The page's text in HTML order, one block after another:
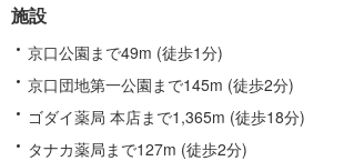
施設
京口公園まで49m (徒歩1分)
京口団地第一公園まで145m (徒歩2分)
ゴダイ薬局 本店まで1,365m (徒歩18分)
タナカ薬局まで127m (徒歩2分)